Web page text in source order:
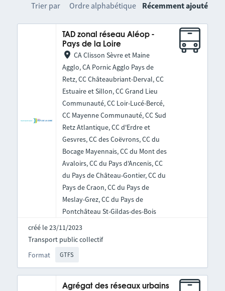
Trier par Ordre alphabétique Récemment ajouté
TAD zonal réseau Aléop -
Pays de la Loire
CA Clisson Sèvre et Maine
Agglo, CA Pornic Agglo Pays de
Retz, CC Châteaubriant-Derval, CC
Estuaire et Sillon, CC Grand Lieu
Communauté, CC Loir-Lucé-Bercé,
CC Mayenne Communauté, CC Sud
Retz Atlantique, CC d'Erdre et
Gesvres, CC des Coëvrons, CC du
Bocage Mayennais, CC du Mont des
Avaloirs, CC du Pays d'Ancenis, CC
du Pays de Château-Gontier, CC du
Pays de Craon, CC du Pays de
Meslay-Grez, CC du Pays de
Pontchâteau St-Gildas-des-Bois
créé le 23/11/2023
Format GTFS
Transport public collectif
Agrégat des réseaux urbains